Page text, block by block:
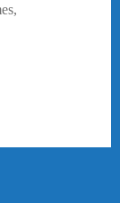
,